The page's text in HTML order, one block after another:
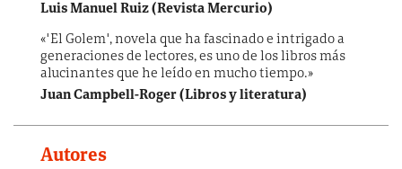
Luis Manuel Ruiz (Revista Mercurio)
«"El Golem", novela que ha fascinado e intrigado a
generaciones de lectores, es uno de los libros más
alucinantes que he leído en mucho tiempo.»
Juan Campbell-Roger (Libros y literatura)
Autores